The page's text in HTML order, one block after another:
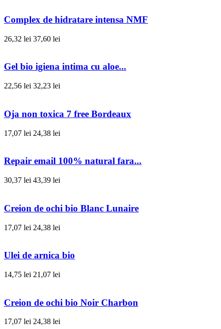
Complex de hidratare intensa NMF
26,32 lei 37,60 lei
Gel bio igiena intima cu aloe...
22,56 lei 32,23 lei
Oja non toxica 7 free Bordeaux
17,07 lei 24,38 lei
Repair email 100% natural fara...
30,37 lei 43,39 lei
Creion de ochi bio Blanc Lunaire
17,07 lei 24,38 lei
Ulei de arnica bio
14,75 lei 21,07 lei
Creion de ochi bio Noir Charbon
17,07 lei 24,38 lei